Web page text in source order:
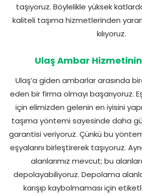
taşıyoruz. Böylelikle yüksek
kaliteli taşıma hizmetlerinden
kılıyoruz.
Ulaş Ambar
Ulaş’a giden ambarlar arasında
eden bir firma olmayı başarıyoruz.
için elimizden gelenin en iyisini
taşıma yöntemi sayesinde daha
garantisi veriyoruz. Çünkü bu
eşyalarını birleştirerek taşıyoruz.
alanlarımız mevcut; bu
depolayabiliyoruz. Depolama
karışıp kaybolmaması için